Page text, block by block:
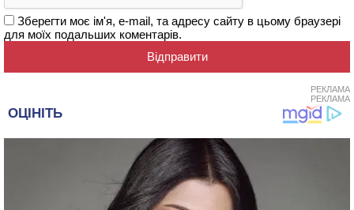
Зберегти моє ім'я, e-mail, та адресу сайту в цьому браузері
для моїх подальших коментарів.
РЕКЛАМА
РЕКЛАМА